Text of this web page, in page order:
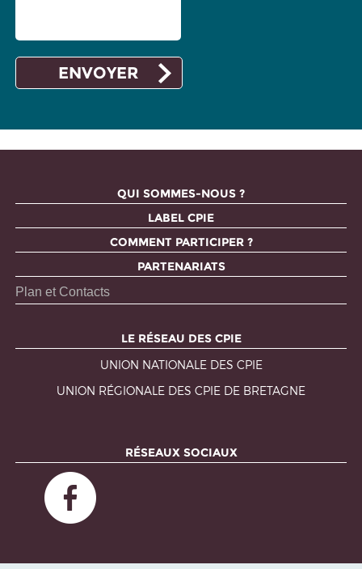
QUI SOMMES-NOUS ?
LABEL CPIE
COMMENT PARTICIPER ?
PARTENARIATS
Plan et Contacts
LE RÉSEAU DES CPIE
UNION NATIONALE DES CPIE
UNION RÉGIONALE DES CPIE DE BRETAGNE
RÉSEAUX SOCIAUX